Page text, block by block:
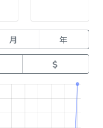
月 年